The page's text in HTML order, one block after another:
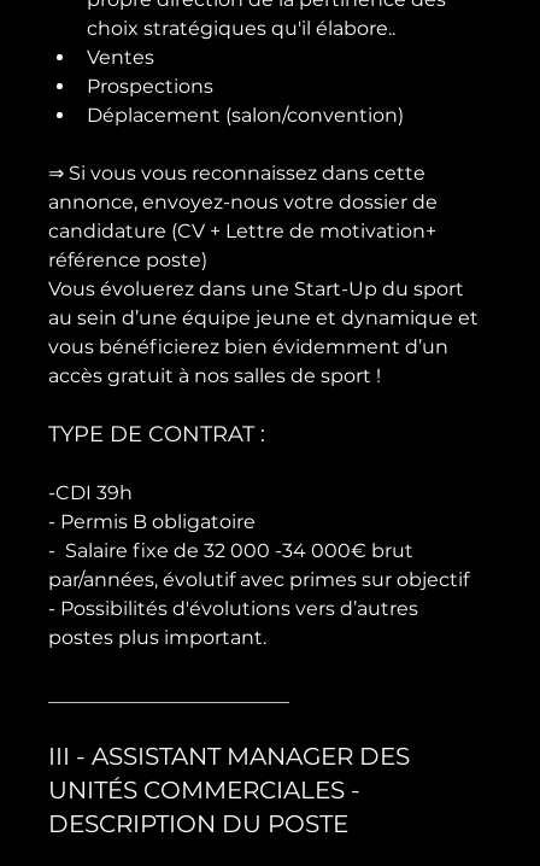
choix stratégiques qu'il élabore..
Ventes
Prospections
Déplacement (salon/convention)
⇒ Si vous vous reconnaissez dans cette
annonce, envoyez-nous votre dossier de
candidature (CV + Lettre de motivation+
référence poste)
Vous évoluerez dans une Start-Up du sport
au sein d’une équipe jeune et dynamique et
vous bénéficierez bien évidemment d’un
TYPE DE CONTRAT :
-CDI 39h
- Permis B obligatoire
-  Salaire fixe de 32 000 -34 000€ brut
par/années, évolutif avec primes sur objectif
- Possibilités d'évolutions vers d’autres
postes plus important.
III - ASSISTANT MANAGER DES
UNITÉS COMMERCIALES -
DESCRIPTION DU POSTE